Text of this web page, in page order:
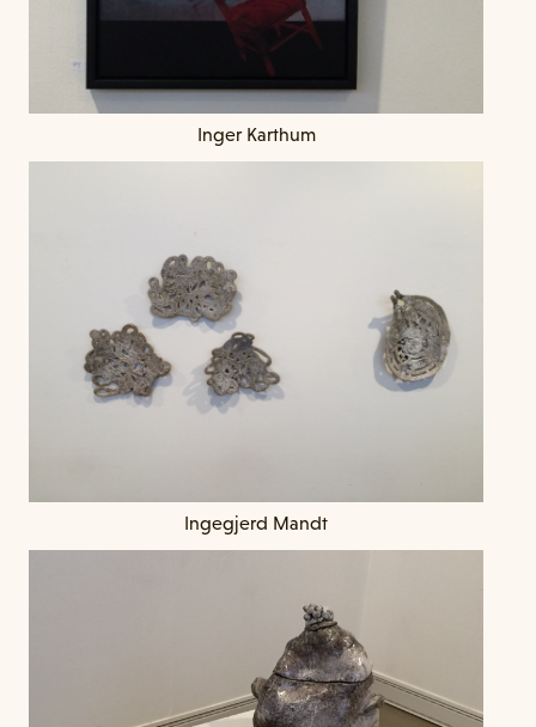
Inger Karthum
Ingegjerd Mandt